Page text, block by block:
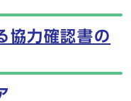
協力確認書の